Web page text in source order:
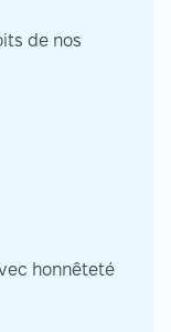
de nos
honnêteté